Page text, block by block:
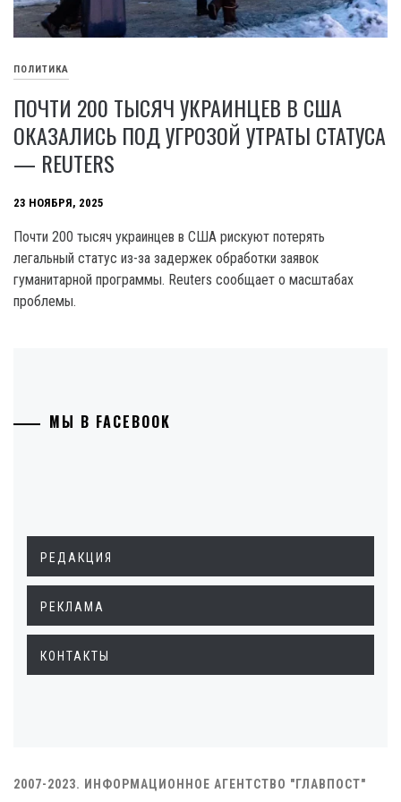
ПОЛИТИКА
ПОЧТИ 200 ТЫСЯЧ УКРАИНЦЕВ В США
ОКАЗАЛИСЬ ПОД УГРОЗОЙ УТРАТЫ СТАТУСА
— REUTERS
23 НОЯБРЯ, 2025
Почти 200 тысяч украинцев в США рискуют потерять
легальный статус из-за задержек обработки заявок
гуманитарной программы. Reuters сообщает о масштабах
проблемы.
МЫ В FACEBOOK
РЕДАКЦИЯ
РЕКЛАМА
КОНТАКТЫ
2007-2023. ИНФОРМАЦИОННОЕ АГЕНТСТВО "ГЛАВПОСТ"